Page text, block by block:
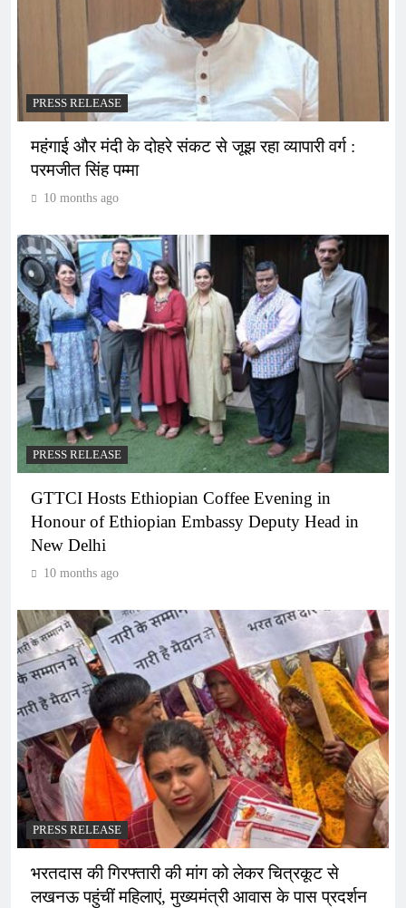
PRESS RELEASE
महंगाई और मंदी के दोहरे संकट से जूझ रहा व्यापारी वर्ग :
परमजीत सिंह पम्मा
10 months ago
PRESS RELEASE
GTTCI Hosts Ethiopian Coffee Evening in
Honour of Ethiopian Embassy Deputy Head in
New Delhi
10 months ago
PRESS RELEASE
भरतदास की गिरफ्तारी की मांग को लेकर चित्रकूट से
लखनऊ पहुंचीं महिलाएं, मुख्यमंत्री आवास के पास प्रदर्शन